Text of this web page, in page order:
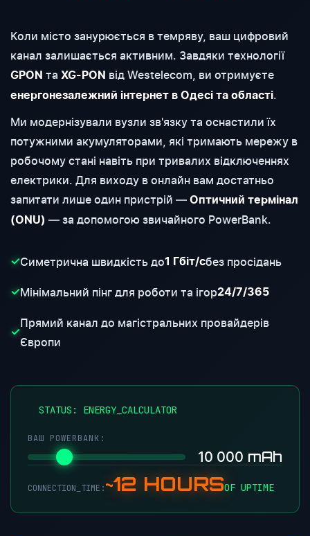
Коли місто занурюється в темряву, ваш цифровий
канал залишається активним. Завдяки технології
GPON та XG-PON від Westelecom, ви отримуєте
енергонезалежний інтернет в Одесі та області.
Ми модернізували вузли зв'язку та оснастили їх
потужними акумуляторами, які тримають мережу в
робочому стані навіть при тривалих відключеннях
електрики. Для виходу в онлайн вам достатньо
запитати лише один пристрій — Оптичний термінал
(ONU) — за допомогою звичайного PowerBank.
✓Симетрична швидкість до1 Гбіт/сбез просідань
✓Мінімальний пінг для роботи та ігор24/7/365
✓
Прямий канал до магістральних провайдерів
Європи
STATUS: ENERGY_CALCULATOR
ВАШ POWERBANK:
10 000 mAh
CONNECTION_TIME:~12 HOURSOF UPTIME